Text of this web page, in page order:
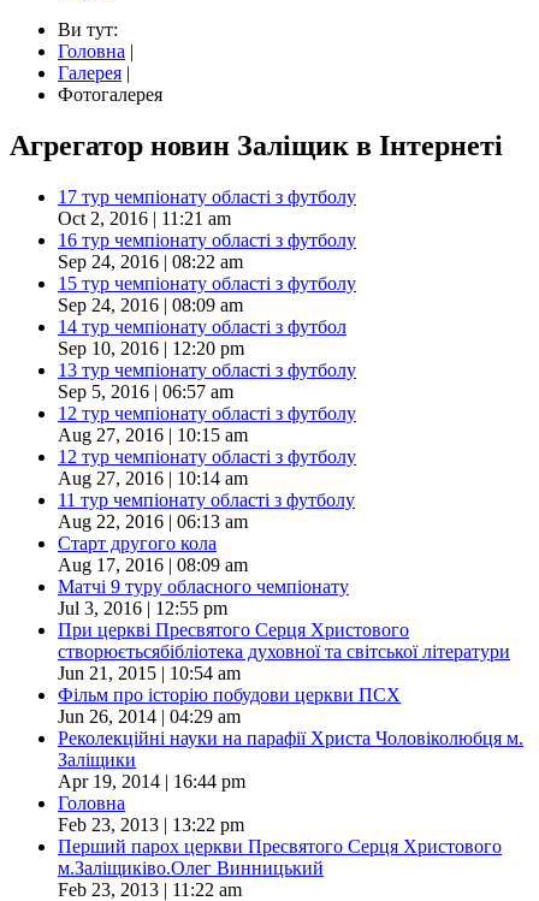
Ви тут:
Головна |
Галерея |
Фотогалерея
Агрегатор новин Заліщик в Інтернеті
17 тур чемпіонату області з футболу
Oct 2, 2016 | 11:21 am
16 тур чемпіонату області з футболу
Sep 24, 2016 | 08:22 am
15 тур чемпіонату області з футболу
Sep 24, 2016 | 08:09 am
14 тур чемпіонату області з футбол
Sep 10, 2016 | 12:20 pm
13 тур чемпіонату області з футболу
Sep 5, 2016 | 06:57 am
12 тур чемпіонату області з футболу
Aug 27, 2016 | 10:15 am
12 тур чемпіонату області з футболу
Aug 27, 2016 | 10:14 am
11 тур чемпіонату області з футболу
Aug 22, 2016 | 06:13 am
Старт другого кола
Aug 17, 2016 | 08:09 am
Матчі 9 туру обласного чемпіонату
Jul 3, 2016 | 12:55 pm
При церкві Пресвятого Серця Христового
створюєтьсябібліотека духовної та світської літератури
Jun 21, 2015 | 10:54 am
Фільм про історію побудови церкви ПСХ
Jun 26, 2014 | 04:29 am
Реколекційні науки на парафії Христа Чоловіколюбця м.
Заліщики
Apr 19, 2014 | 16:44 pm
Головна
Feb 23, 2013 | 13:22 pm
Перший парох церкви Пресвятого Серця Христового
м.Заліщиківо.Олег Винницький
Feb 23, 2013 | 11:22 am